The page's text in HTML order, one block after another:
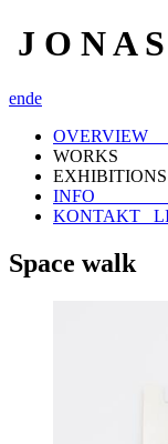
J O N A
ende
INFO
KONTAKT_
Space walk